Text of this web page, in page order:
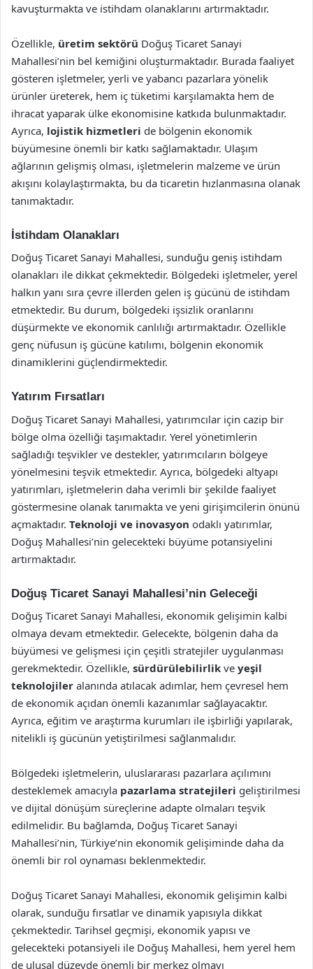
kavuşturmakta ve istihdam olanaklarını artırmaktadır.
Özellikle, üretim sektörü Doğuş Ticaret Sanayi
Mahallesi’nin bel kemiğini oluşturmaktadır. Burada faaliyet
gösteren işletmeler, yerli ve yabancı pazarlara yönelik
ürünler üreterek, hem iç tüketimi karşılamakta hem de
ihracat yaparak ülke ekonomisine katkıda bulunmaktadır.
Ayrıca, lojistik hizmetleri de bölgenin ekonomik
büyümesine önemli bir katkı sağlamaktadır. Ulaşım
ağlarının gelişmiş olması, işletmelerin malzeme ve ürün
akışını kolaylaştırmakta, bu da ticaretin hızlanmasına olanak
tanımaktadır.
İstihdam Olanakları
Doğuş Ticaret Sanayi Mahallesi, sunduğu geniş istihdam
olanakları ile dikkat çekmektedir. Bölgedeki işletmeler, yerel
halkın yanı sıra çevre illerden gelen iş gücünü de istihdam
etmektedir. Bu durum, bölgedeki işsizlik oranlarını
düşürmekte ve ekonomik canlılığı artırmaktadır. Özellikle
genç nüfusun iş gücüne katılımı, bölgenin ekonomik
dinamiklerini güçlendirmektedir.
Yatırım Fırsatları
Doğuş Ticaret Sanayi Mahallesi, yatırımcılar için cazip bir
bölge olma özelliği taşımaktadır. Yerel yönetimlerin
sağladığı teşvikler ve destekler, yatırımcıların bölgeye
yönelmesini teşvik etmektedir. Ayrıca, bölgedeki altyapı
yatırımları, işletmelerin daha verimli bir şekilde faaliyet
göstermesine olanak tanımakta ve yeni girişimcilerin önünü
açmaktadır. Teknoloji ve inovasyon odaklı yatırımlar,
Doğuş Mahallesi’nin gelecekteki büyüme potansiyelini
artırmaktadır.
Doğuş Ticaret Sanayi Mahallesi’nin Geleceği
Doğuş Ticaret Sanayi Mahallesi, ekonomik gelişimin kalbi
olmaya devam etmektedir. Gelecekte, bölgenin daha da
büyümesi ve gelişmesi için çeşitli stratejiler uygulanması
gerekmektedir. Özellikle, sürdürülebilirlik ve yeşil
teknolojiler alanında atılacak adımlar, hem çevresel hem
de ekonomik açıdan önemli kazanımlar sağlayacaktır.
Ayrıca, eğitim ve araştırma kurumları ile işbirliği yapılarak,
nitelikli iş gücünün yetiştirilmesi sağlanmalıdır.
Bölgedeki işletmelerin, uluslararası pazarlara açılımını
desteklemek amacıyla pazarlama stratejileri geliştirilmesi
ve dijital dönüşüm süreçlerine adapte olmaları teşvik
edilmelidir. Bu bağlamda, Doğuş Ticaret Sanayi
Mahallesi’nin, Türkiye’nin ekonomik gelişiminde daha da
önemli bir rol oynaması beklenmektedir.
Doğuş Ticaret Sanayi Mahallesi, ekonomik gelişimin kalbi
olarak, sunduğu fırsatlar ve dinamik yapısıyla dikkat
çekmektedir. Tarihsel geçmişi, ekonomik yapısı ve
gelecekteki potansiyeli ile Doğuş Mahallesi, hem yerel hem
de ulusal düzeyde önemli bir merkez olmayı